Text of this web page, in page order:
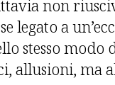
non
legato a
stesso
allusioni, ma